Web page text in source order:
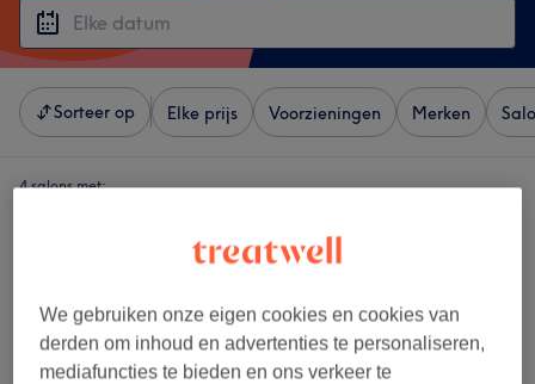
Sorteer op Elke prijs Voorzieningen Merken
4 salons met:
We gebruiken onze eigen cookies en cookies van
derden om inhoud en advertenties te personaliseren,
mediafuncties te bieden en ons verkeer te